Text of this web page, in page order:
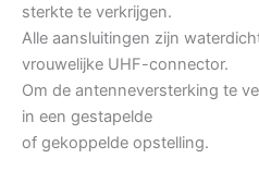
sterkte te verkrijgen.
Alle aansluitingen zijn
vrouwelijke UHF-connector.
Om de antenneversterking te
in een gestapelde
of gekoppelde opstelling.